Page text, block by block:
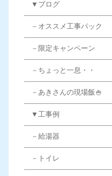
▼ブログ
－オススメ工事パック
－限定キャンペーン
－ちょっと一息・・
－あきさんの現場飯🍚
▼工事例
－給湯器
－トイレ